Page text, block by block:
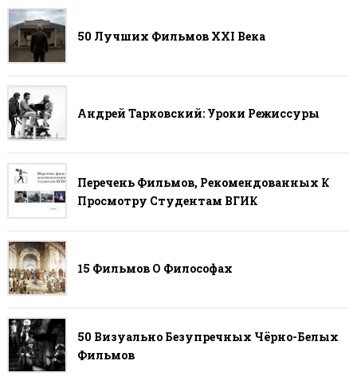
50 Лучших Фильмов ХХI Века
Андрей Тарковский: Уроки Режиссуры
Перечень Фильмов, Рекомендованных К
Просмотру Студентам ВГИК
15 Фильмов О Философах
50 Визуально Безупречных Чёрно-Белых
Фильмов